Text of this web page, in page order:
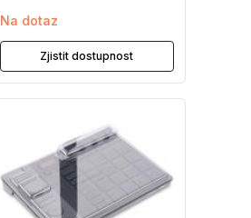
Na dotaz
Zjistit dostupnost